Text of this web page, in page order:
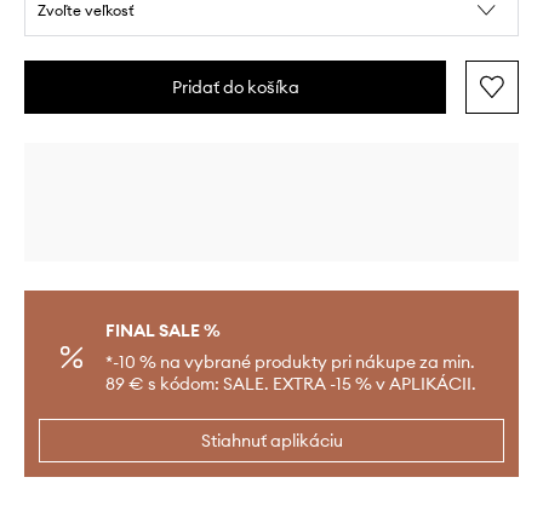
Zvoľte veľkosť
Pridať do košíka
FINAL SALE %
*-10 % na vybrané produkty pri nákupe za min.
89 € s kódom: SALE. EXTRA -15 % v APLIKÁCII.
Stiahnuť aplikáciu